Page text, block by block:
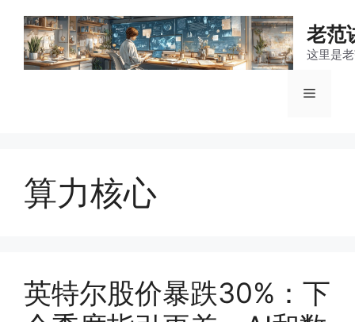
老范
这里是
菜
算力核心
英特尔股价暴跌30%：下